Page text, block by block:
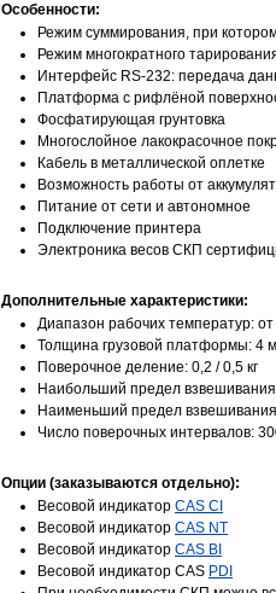
Особенности:
Режим суммирования, при
Режим многократного
Интерфейс RS-232: передача
Платформа с рифлёной
Фосфатирующая грунтовка
Многослойное лакокрасочное
Кабель в металлической оплетке
Возможность работы от
Питание от сети и автономное
Подключение принтера
Электроника весов СКП
Дополнительные характеристики:
Диапазон рабочих температур:
Толщина грузовой платформы: 4
Поверочное деление: 0,2 / 0,5 кг
Наибольший предел
Наименьший предел
Число поверочных интервалов:
Опции (заказываются отдельно):
Весовой индикатор CAS CI
Весовой индикатор CAS NT
Весовой индикатор CAS BI
Весовой индикатор CAS PDI